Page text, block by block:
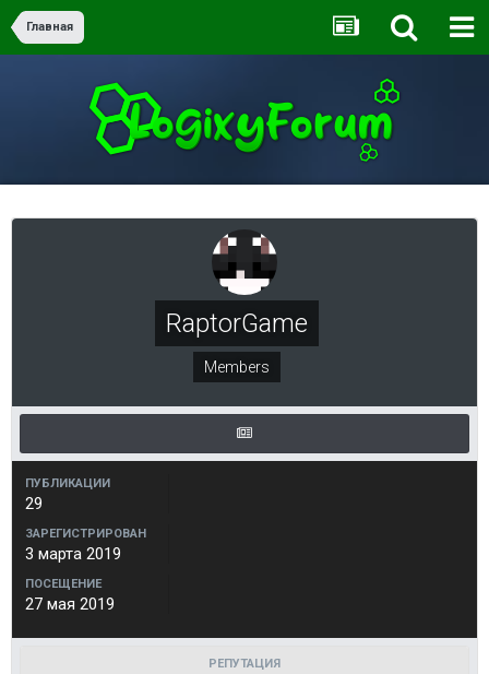
Главная
RaptorGame
Members
ПУБЛИКАЦИИ
29
ЗАРЕГИСТРИРОВАН
3 марта 2019
ПОСЕЩЕНИЕ
27 мая 2019
РЕПУТАЦИЯ